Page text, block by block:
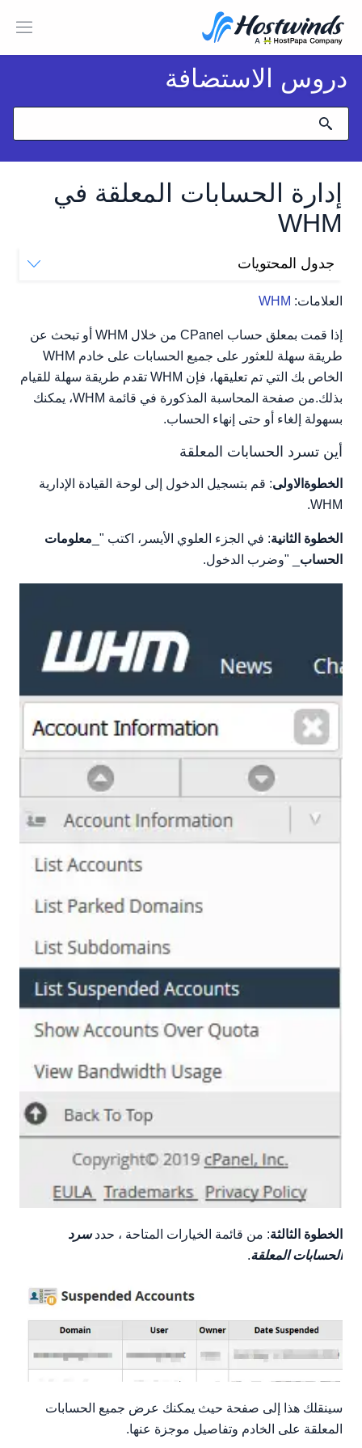
دروس الاستضافة
إدارة الحسابات المعلقة في
WHM
العلامات: WHM
جدول المحتويات
عرض الحسابات المعلقة
إلغاء تعليق الحساب
إنهاء حساب معلق
إذا قمت بمعلق حساب CPanel من خلال WHM أو تبحث عن
طريقة سهلة للعثور على جميع الحسابات على خادم WHM
الخاص بك التي تم تعليقها، فإن WHM تقدم طريقة سهلة للقيام
بذلك.من صفحة المحاسبة المذكورة في قائمة WHM، يمكنك
بسهولة إلغاء أو حتى إنهاء الحساب.
أين تسرد الحسابات المعلقة
الخطوةالاولى: قم بتسجيل الدخول إلى لوحة القيادة الإدارية
WHM.
الخطوة الثانية: في الجزء العلوي الأيسر، اكتب "_ معلومات
الحساب _ "وضرب الدخول.
الخطوة الثالثة: من قائمة الخيارات المتاحة ، حددسرد
الحسابات المعلقة.
سينقلك هذا إلى صفحة حيث يمكنك عرض جميع الحسابات
المعلقة على الخادم وتفاصيل موجزة عنها.